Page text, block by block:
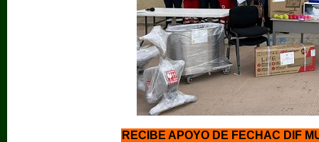
RECIBE APOYO DE FECHAC DIF